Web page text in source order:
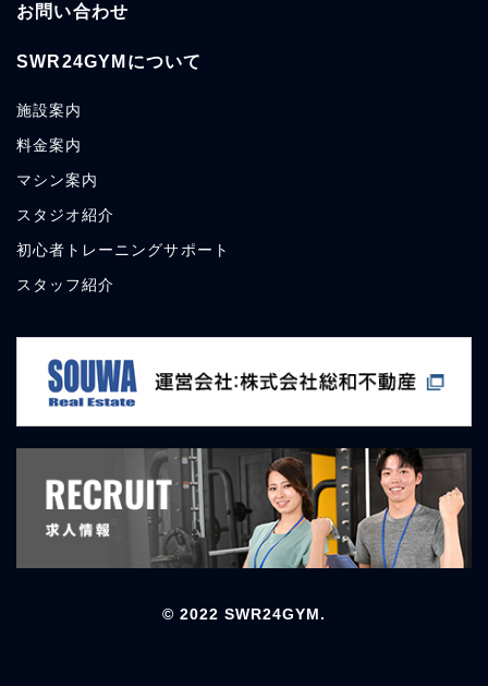
お問い合わせ
SWR24GYMについて
施設案内
料金案内
マシン案内
スタジオ紹介
初心者トレーニングサポート
スタッフ紹介
© 2022 SWR24GYM.